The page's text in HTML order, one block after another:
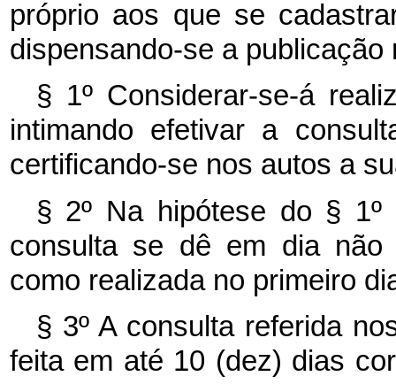
próprio aos que se
dispensando-se a
§ 1º Considerar-se-á
intimando efetivar a
certificando-se nos autos a
§ 2º Na hipótese do §
consulta se dê em dia não
como realizada no primeiro
§ 3º A consulta referida
feita em até 10 (dez) dias